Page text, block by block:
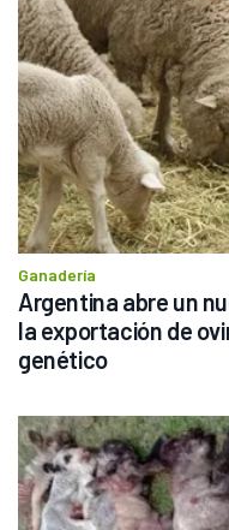
Ganadería
Argentina abre un
la exportación de
genético